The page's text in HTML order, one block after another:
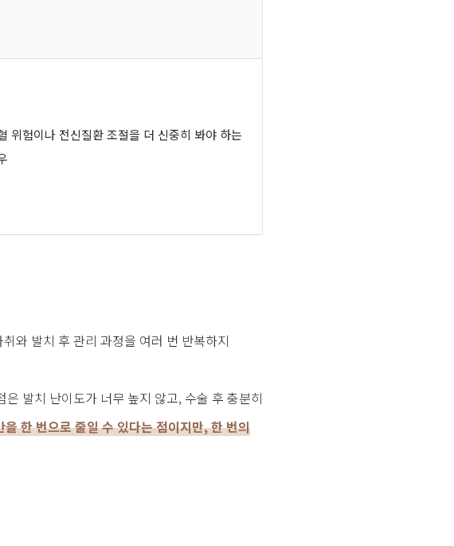
위험이나 전신질환 조절을 더 신중히 봐야 하는
와 발치 후 관리 과정을 여러 번 반복하지
발치 난이도가 너무 높지 않고, 수술 후 충분히
한 번으로 줄일 수 있다는 점이지만, 한 번의